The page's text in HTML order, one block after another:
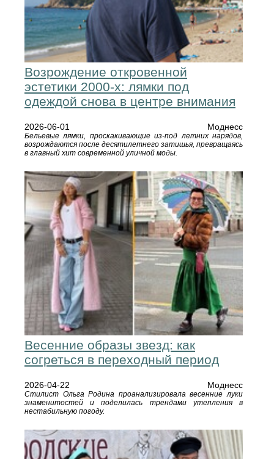
Возрождение откровенной
эстетики 2000‑х: лямки под
одеждой снова в центре внимания
2026-06-01 Моднесс
Бельевые лямки, проскакивающие из‑под летних нарядов,
возрождаются после десятилетнего затишья, превращаясь
в главный хит современной уличной моды.
Весенние образы звезд: как
согреться в переходный период
2026-04-22 Моднесс
Стилист Ольга Родина проанализировала весенние луки
знаменитостей и поделилась трендами утепления в
нестабильную погоду.